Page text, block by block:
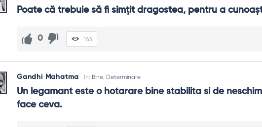
Poate că trebuie să fi simţit dragostea, pentru a
0 163
Gandhi Mahatma In: Bine, Determinare
Un legamant este o hotarare bine stabilita si de
face ceva.